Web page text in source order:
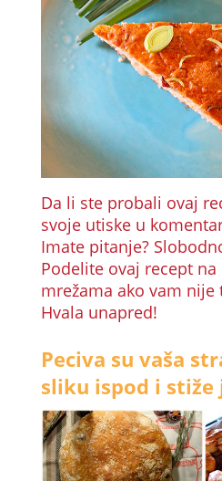
Da li ste probali ovaj
svoje utiske u
Imate pitanje?
Podelite ovaj recept
mrežama ako vam nije
Hvala unapred!
Peciva su vaša
sliku ispod i stiže